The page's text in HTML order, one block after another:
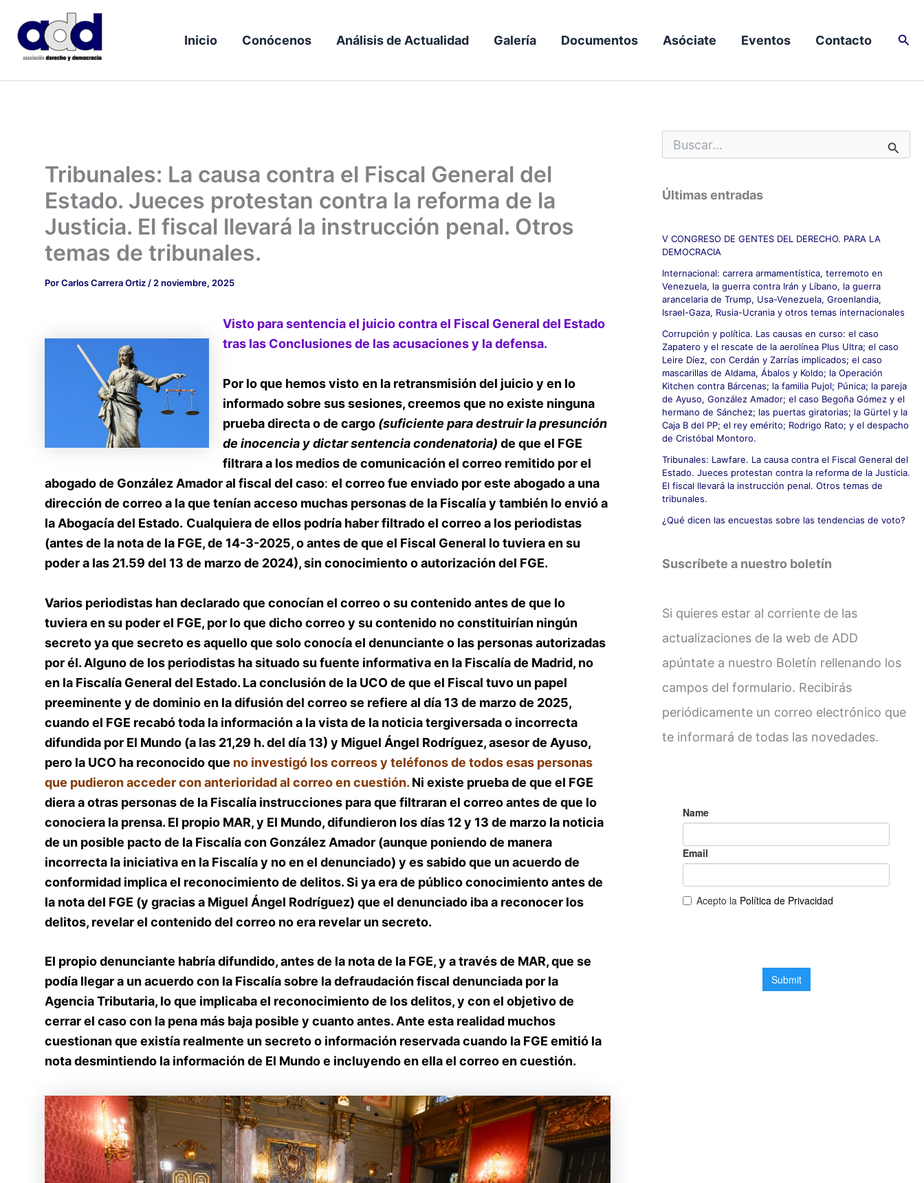
contenido
Inicio Conócenos Análisis de Actualidad Galería Documentos Asóciate Eventos Contacto
Tribunales: La causa contra el Fiscal General del
Estado. Jueces protestan contra la reforma de la
Justicia. El fiscal llevará la instrucción penal. Otros
temas de tribunales.
PorCarlos Carrera Ortiz / 2 noviembre, 2025
Visto para sentencia el juicio contra el Fiscal General del Estado
tras las Conclusiones de las acusaciones y la defensa.
Por lo que hemos visto en la retransmisión del juicio y en lo
informado sobre sus sesiones, creemos que no existe ninguna
prueba directa o de cargo (suficiente para destruir la presunción
de inocencia y dictar sentencia condenatoria) de que el FGE
filtrara a los medios de comunicación el correo remitido por el
abogado de González Amador al fiscal del caso: el correo fue enviado por este abogado a una
dirección de correo a la que tenían acceso muchas personas de la Fiscalía y también lo envió a
la Abogacía del Estado. Cualquiera de ellos podría haber filtrado el correo a los periodistas
(antes de la nota de la FGE, de 14-3-2025, o antes de que el Fiscal General lo tuviera en su
poder a las 21.59 del 13 de marzo de 2024), sin conocimiento o autorización del FGE.
Varios periodistas han declarado que conocían el correo o su contenido antes de que lo
tuviera en su poder el FGE, por lo que dicho correo y su contenido no constituirían ningún
secreto ya que secreto es aquello que solo conocía el denunciante o las personas autorizadas
por él. Alguno de los periodistas ha situado su fuente informativa en la Fiscalía de Madrid, no
en la Fiscalía General del Estado. La conclusión de la UCO de que el Fiscal tuvo un papel
preeminente y de dominio en la difusión del correo se refiere al día 13 de marzo de 2025,
cuando el FGE recabó toda la información a la vista de la noticia tergiversada o incorrecta
difundida por El Mundo (a las 21,29 h. del día 13) y Miguel Ángel Rodríguez, asesor de Ayuso,
pero la UCO ha reconocido que no investigó los correos y teléfonos de todos esas personas
que pudieron acceder con anterioridad al correo en cuestión. Ni existe prueba de que el FGE
diera a otras personas de la Fiscalía instrucciones para que filtraran el correo antes de que lo
conociera la prensa. El propio MAR, y El Mundo, difundieron los días 12 y 13 de marzo la noticia
de un posible pacto de la Fiscalía con González Amador (aunque poniendo de manera
incorrecta la iniciativa en la Fiscalía y no en el denunciado) y es sabido que un acuerdo de
conformidad implica el reconocimiento de delitos. Si ya era de público conocimiento antes de
la nota del FGE (y gracias a Miguel Ángel Rodríguez) que el denunciado iba a reconocer los
delitos, revelar el contenido del correo no era revelar un secreto.
El propio denunciante habría difundido, antes de la nota de la FGE, y a través de MAR, que se
podía llegar a un acuerdo con la Fiscalía sobre la defraudación fiscal denunciada por la
Agencia Tributaria, lo que implicaba el reconocimiento de los delitos, y con el objetivo de
cerrar el caso con la pena más baja posible y cuanto antes. Ante esta realidad muchos
cuestionan que existía realmente un secreto o información reservada cuando la FGE emitió la
nota desmintiendo la información de El Mundo e incluyendo en ella el correo en cuestión.
u
c
a
o
r
:
Últimas entradas
V CONGRESO DE GENTES DEL DERECHO. PARA LA
DEMOCRACIA
Internacional: carrera armamentística, terremoto en
Venezuela, la guerra contra Irán y Líbano, la guerra
arancelaria de Trump, Usa-Venezuela, Groenlandia,
Israel-Gaza, Rusia-Ucrania y otros temas internacionales
Corrupción y política. Las causas en curso: el caso
Zapatero y el rescate de la aerolínea Plus Ultra; el caso
Leire Díez, con Cerdán y Zarrías implicados; el caso
mascarillas de Aldama, Ábalos y Koldo; la Operación
Kitchen contra Bárcenas; la familia Pujol; Púnica; la pareja
de Ayuso, González Amador; el caso Begoña Gómez y el
hermano de Sánchez; las puertas giratorias; la Gürtel y la
Caja B del PP; el rey emérito; Rodrigo Rato; y el despacho
de Cristóbal Montoro.
Tribunales: Lawfare. La causa contra el Fiscal General del
Estado. Jueces protestan contra la reforma de la Justicia.
El fiscal llevará la instrucción penal. Otros temas de
tribunales.
¿Qué dicen las encuestas sobre las tendencias de voto?
Suscríbete a nuestro boletín
Si quieres estar al corriente de las
actualizaciones de la web de ADD
apúntate a nuestro Boletín rellenando los
campos del formulario. Recibirás
periódicamente un correo electrónico que
te informará de todas las novedades.